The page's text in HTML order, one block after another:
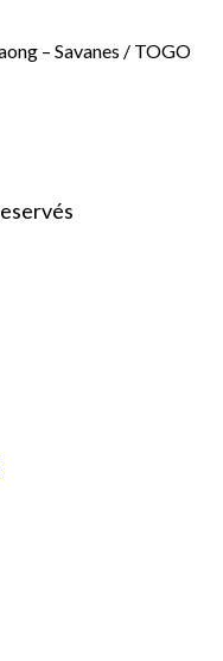
– Savanes / TOGO